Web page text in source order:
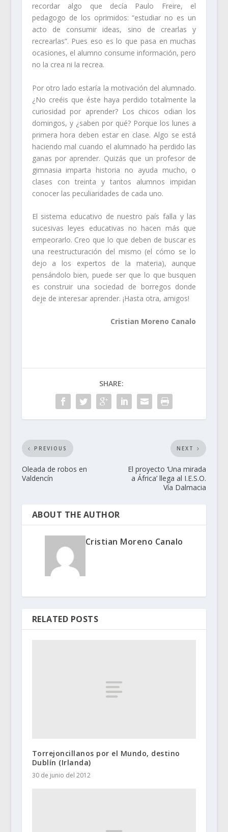
recordar algo que decía Paulo Freire, el
pedagogo de los oprimidos: “estudiar no es un
acto de consumir ideas, sino de crearlas y
recrearlas”. Pues eso es lo que pasa en muchas
ocasiones, el alumno consume información, pero
no la crea ni la recrea.
Por otro lado estaría la motivación del alumnado.
¿No creéis que éste haya perdido totalmente la
curiosidad por aprender? Los chicos odian los
domingos, y ¿saben por qué? Porque los lunes a
primera hora deben estar en clase. Algo se está
haciendo mal cuando el alumnado ha perdido las
ganas por aprender. Quizás que un profesor de
gimnasia imparta historia no ayuda mucho, o
clases con treinta y tantos alumnos impidan
conocer las peculiaridades de cada uno.
El sistema educativo de nuestro país falla y las
sucesivas leyes educativas no hacen más que
empeorarlo. Creo que lo que deben de buscar es
una reestructuración del mismo (el cómo se lo
dejo a los expertos de la materia), aunque
pensándolo bien, puede ser que lo que busquen
es construir una sociedad de borregos donde
deje de interesar aprender. ¡Hasta otra, amigos!
Cristian Moreno Canalo
SHARE:
PREVIOUS
Oleada de robos en
Valdencín
NEXT
El proyecto ‘Una mirada
a África’ llega al I.E.S.O.
Vía Dalmacia
ABOUT THE AUTHOR
Cristian Moreno Canalo
RELATED POSTS
Torrejoncillanos por el Mundo, destino
Dublín (Irlanda)
30 de junio del 2012